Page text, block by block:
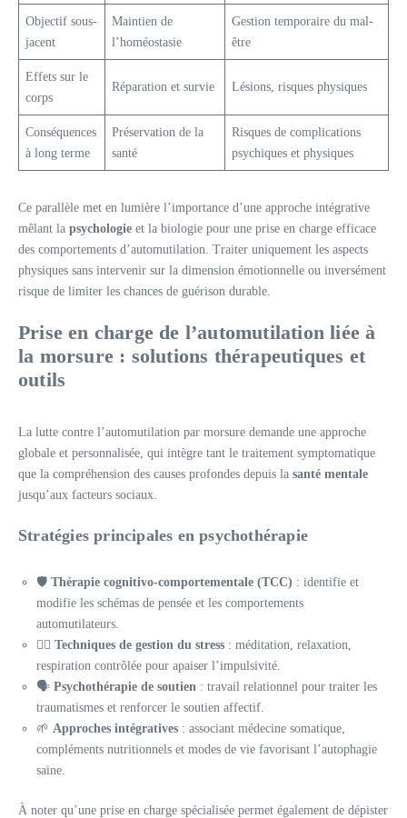
Objectif sous-
jacent
Maintien de
l’homéostasie
Gestion temporaire du mal-
être
Effets sur le
corps
Réparation et survie Lésions, risques physiques
Conséquences
à long terme
Préservation de la
santé
Risques de complications
psychiques et physiques
Ce parallèle met en lumière l’importance d’une approche intégrative
mêlant la psychologie et la biologie pour une prise en charge efficace
des comportements d’automutilation. Traiter uniquement les aspects
physiques sans intervenir sur la dimension émotionnelle ou inversément
risque de limiter les chances de guérison durable.
Prise en charge de l’automutilation liée à
la morsure : solutions thérapeutiques et
outils
La lutte contre l’automutilation par morsure demande une approche
globale et personnalisée, qui intègre tant le traitement symptomatique
que la compréhension des causes profondes depuis la santé mentale
jusqu’aux facteurs sociaux.
Stratégies principales en psychothérapie
🛡️ Thérapie cognitivo-comportementale (TCC) : identifie et
modifie les schémas de pensée et les comportements
automutilateurs.
🧘‍♀️ Techniques de gestion du stress : méditation, relaxation,
respiration contrôlée pour apaiser l’impulsivité.
🗣️ Psychothérapie de soutien : travail relationnel pour traiter les
traumatismes et renforcer le soutien affectif.
🌱 Approches intégratives : associant médecine somatique,
compléments nutritionnels et modes de vie favorisant l’autophagie
saine.
À noter qu’une prise en charge spécialisée permet également de dépister